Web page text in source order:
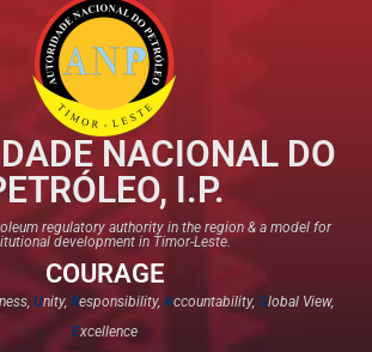
NACIONAL DO
I.P.
regulatory authority in the region & a model for
development in Timor-Leste.
COURAGE
Unity, Responsibility,Accountability, Global View,
Excellence​